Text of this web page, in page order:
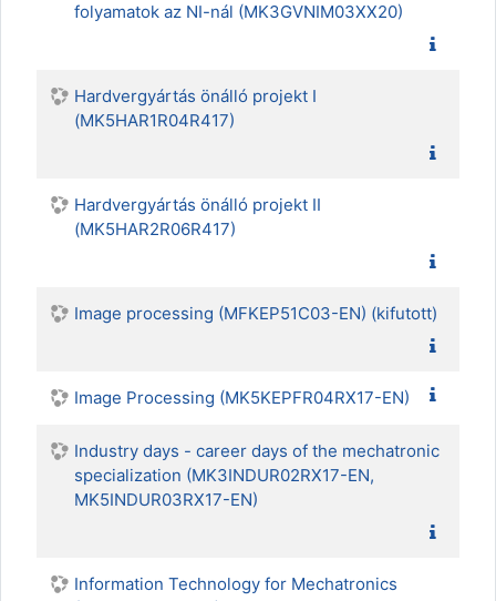
folyamatok az NI-nál (MK3GVNIM03XX20)
Hardvergyártás önálló projekt I
(MK5HAR1R04R417)
Hardvergyártás önálló projekt II
(MK5HAR2R06R417)
Image processing (MFKEP51C03-EN) (kifutott)
Image Processing (MK5KEPFR04RX17-EN)
Industry days - career days of the mechatronic
specialization (MK3INDUR02RX17-EN,
MK5INDUR03RX17-EN)
Information Technology for Mechatronics